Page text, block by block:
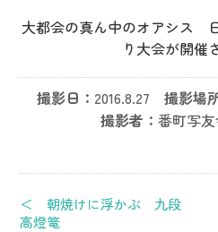
大都会の真ん中のオアシス
り大会が開催
撮影日： 2016.8.27 撮影場
撮影者： 番町写
＜ 朝焼けに浮かぶ 九段
高燈篭